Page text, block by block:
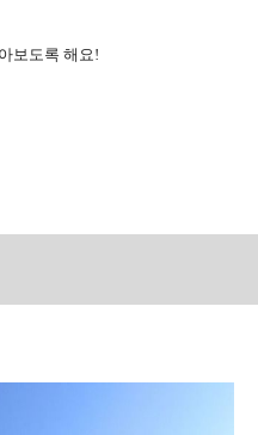
보도록 해요!